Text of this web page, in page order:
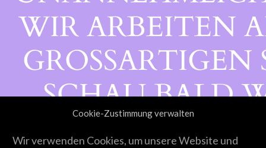
Cookie-Zustimmung verwalten
Wir verwenden Cookies, um unsere Website und
WIR ARBEITEN
GROSSARTIGEN
CHAU BALD
ORBEI!